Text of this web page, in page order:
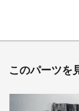
このパーツを